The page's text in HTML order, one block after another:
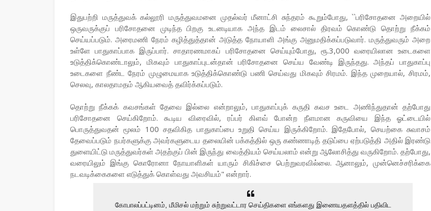
இதுபற்றி மருத்துவக் கல்லூரி மருத்துவமனை முதல்வர் மீனாட்சி சுந்தரம் கூறும்போது, ``பரிசோதனை அறையில்
ஒருவருக்குப் பரிசோதனை முடிந்த பிறகு உடனடியாக அந்த இடம் லைசால் திரவம் கொண்டு தொற்று நீக்கம்
செய்யப்படும். அரைமணி நேரம் கழித்துத்தான் அடுத்த நோயாளி அங்கு அனுமதிக்கப்படுவார். மருத்துவரும் அறை
உள்ளே பாதுகாப்பாக இருப்பார். சாதாரணமாகப் பரிசோதனை செய்யும்போது, ரூ.3,000 வரையிலான உடைகளை
உடுத்திக்கொண்டாலும், மிகவும் பாதுகாப்புடன்தான் பரிசோதனை செய்ய வேண்டி இருந்தது. அந்தப் பாதுகாப்பு
உடைகளை நீண்ட நேரம் முழுமையாக உடுத்திக்கொண்டு பணி செய்வது மிகவும் சிரமம். இந்த முறையால், சிரமம்,
செலவு, காலதாமதம் ஆகியவைத் தவிர்க்கப்படும்.
தொற்று நீக்கக் கவசங்கள் தேவை இல்லை என்றாலும், பாதுகாப்புக் கருதி கவச உடை அணிந்துதான் தற்போது
பரிசோதனை செய்கிறோம். கூடிய விரைவில், ரப்பர் கிளவ் போன்ற நீளமான கருவியை இந்த ஓட்டையில்
பொருத்துவதன் மூலம் 100 சதவிகித பாதுகாப்பை உறுதி செய்ய இருக்கிறோம். இதேபோல், செயற்கை சுவாசம்
தேவைப்படும் நபர்களுக்கு அவர்களுடைய தலையின் பக்கத்தில் ஒரு கண்ணாடித் தடுப்பை ஏற்படுத்தி அதில் இரண்டு
துளையிட்டு மருத்துவர்கள் அதற்குப் பின் இருந்து வைத்தியம் செய்யலாம் என்று ஆலோசித்து வருகிறோம். தற்போது,
வரையிலும் இங்கு கொரோனா நோயாளிகள் யாரும் சிகிச்சை பெற்றுவரவில்லை. ஆனாலும், முன்னெச்சரிக்கை
நடவடிக்கைகளை எடுத்துக் கொள்வது அவசியம்" என்றார்.
கோபாலப்பட்டினம், மீமிசல் மற்றும் சுற்றுவட்டார செய்திகளை எங்களது இணையதளத்தில் பதிவிட